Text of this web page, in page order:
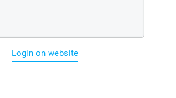
Login on website